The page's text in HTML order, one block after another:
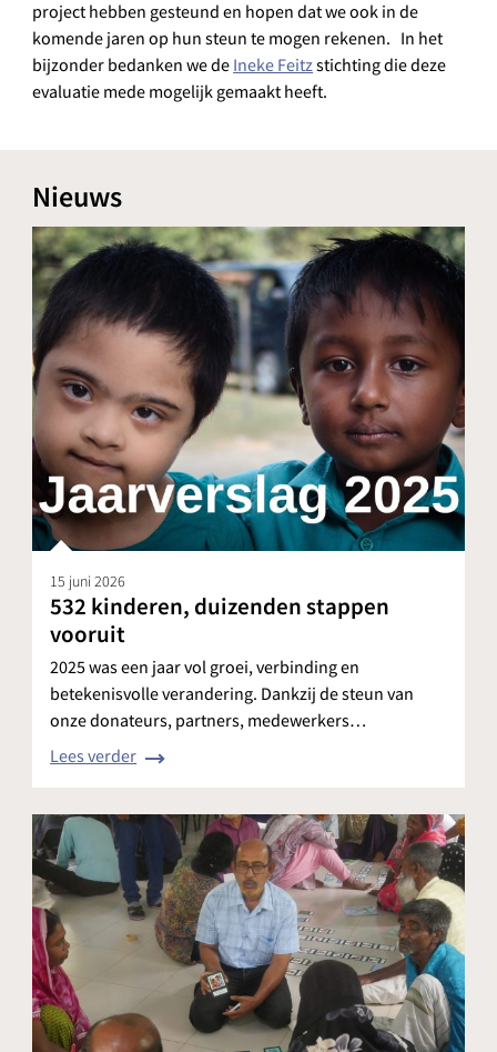
project hebben gesteund en hopen dat we ook in de
komende jaren op hun steun te mogen rekenen. In het
bijzonder bedanken we de Ineke Feitzstichting die deze
evaluatie mede mogelijk gemaakt heeft.
Nieuws
15 juni 2026
532 kinderen, duizenden stappen
vooruit
2025 was een jaar vol groei, verbinding en
betekenisvolle verandering. Dankzij de steun van
onze donateurs, partners, medewerkers…
Lees verder